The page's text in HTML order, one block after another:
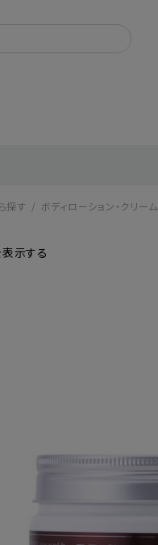
探す ボディローション・クリーム
示する